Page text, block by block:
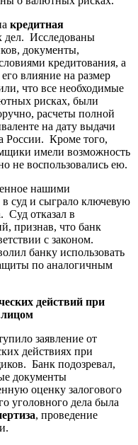
кредитная
дел. Исследованы
документы,
кредитования, а
влияние на размер
что все необходимые
рисках, были
расчеты полной
на дату выдачи
России. Кроме того,
имели возможность
не воспользовались ею.
нашими
суд и сыграло ключевую
Суд отказал в
признав, что банк
с законом.
банку использовать
по аналогичным
действий при
заявление от
действиях при
Банк подозревал,
документы
оценку залогового
уголовного дела была
, проведение